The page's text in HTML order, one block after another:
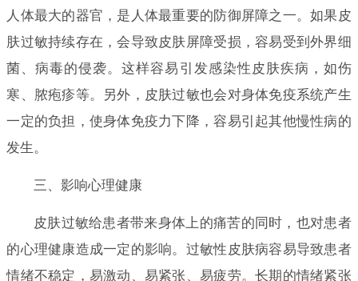
人体最大的器官，是人体最重要的防御屏障之一。如果皮
肤过敏持续存在，会导致皮肤屏障受损，容易受到外界细
菌、病毒的侵袭。这样容易引发感染性皮肤疾病，如伤
寒、脓疱疹等。另外，皮肤过敏也会对身体免疫系统产生
一定的负担，使身体免疫力下降，容易引起其他慢性病的
发生。
三、影响心理健康
皮肤过敏给患者带来身体上的痛苦的同时，也对患者
的心理健康造成一定的影响。过敏性皮肤病容易导致患者
情绪不稳定，易激动、易紧张、易疲劳。长期的情绪紧张